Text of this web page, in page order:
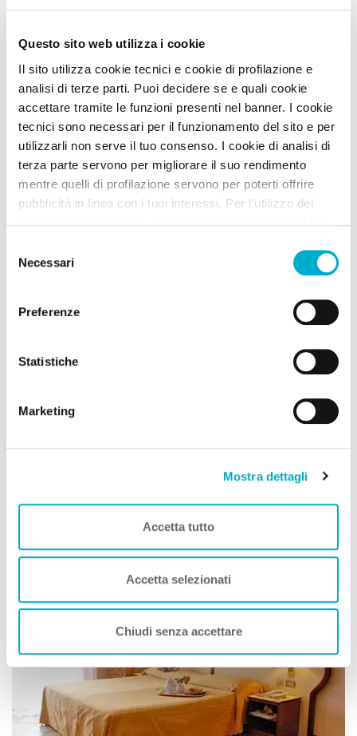
Questo sito web utilizza i cookie
Il sito utilizza cookie tecnici e cookie di profilazione e
analisi di terze parti. Puoi decidere se e quali cookie
accettare tramite le funzioni presenti nel banner. I cookie
tecnici sono necessari per il funzionamento del sito e per
utilizzarli non serve il tuo consenso. I cookie di analisi di
terza parte servono per migliorare il suo rendimento
mentre quelli di profilazione servono per poterti offrire
pubblicità in linea con i tuoi interessi. Per l’utilizzo dei
senza accettare” verranno installati solo i cookie tecnici.
Cliccando il pulsante “Accetta tutto” acconsenti all’utilizzo
di tutti i cookie. Cliccando il pulsante “mostra dettagli”
troverai le varie categorie di cookie e potrai accettare o
tue scelte. Puoi modificare le tue scelte in ogni momento.
delNecessari
Preferenze
Statistiche
Marketing
Mostra dettagli
Accetta tutto
Accetta selezionati
Chiudi senza accettare
Bologna, Bo, Italia (Bologna) Emilia Romagna
Animali Ammessi:
Servizi Speciali A DOG:
Benvenuti
Pets are welcome!
Villaggi Turistici
Club Del Sole Centro Turistico Città Di Bologna